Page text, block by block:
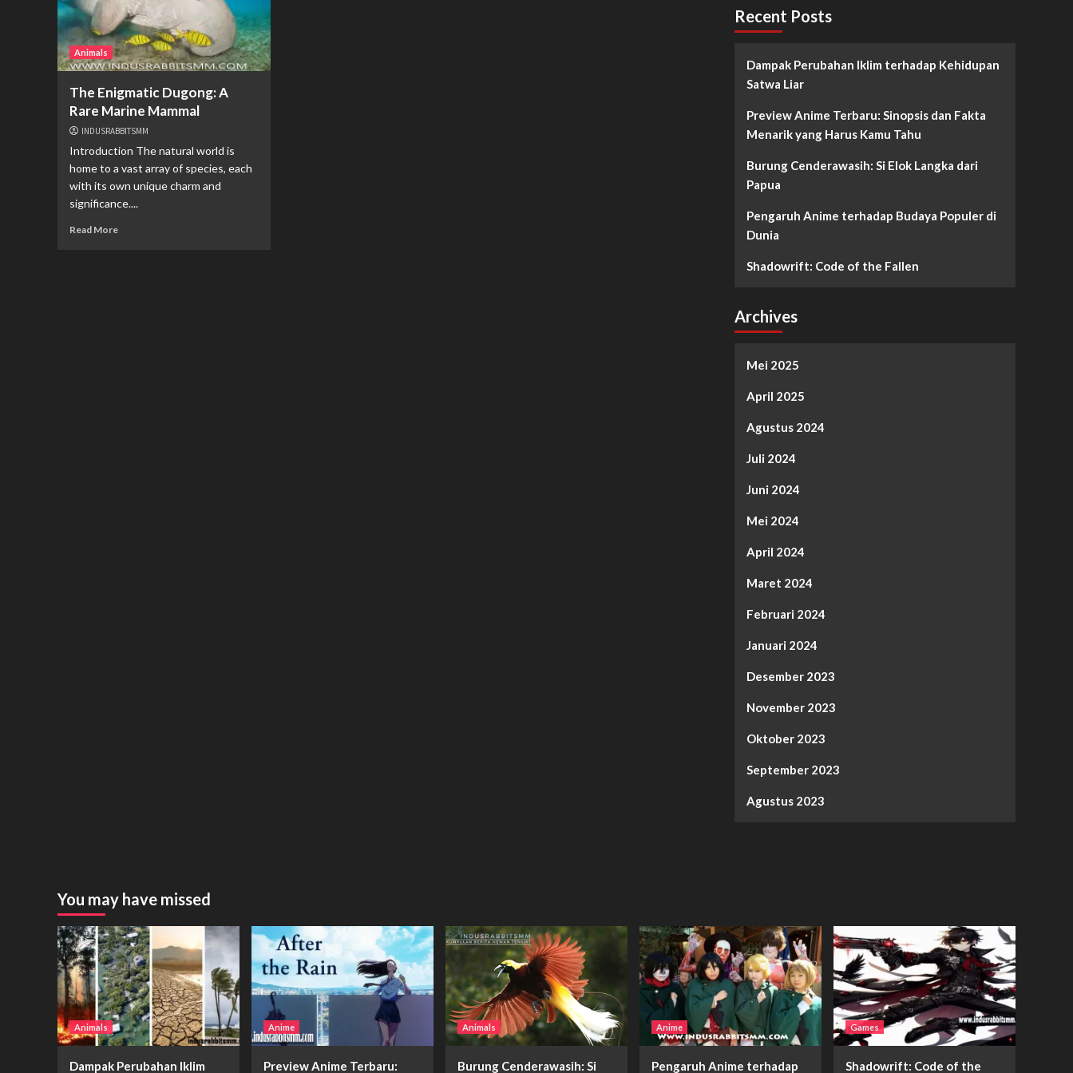
Animals
The Enigmatic Dugong: A
Rare Marine Mammal
INDUSRABBITSMM
Introduction The natural world is
home to a vast array of species, each
with its own unique charm and
significance....
Read More
Recent Posts
Dampak Perubahan Iklim terhadap Kehidupan
Satwa Liar
Preview Anime Terbaru: Sinopsis dan Fakta
Menarik yang Harus Kamu Tahu
Burung Cenderawasih: Si Elok Langka dari
Papua
Pengaruh Anime terhadap Budaya Populer di
Dunia
Shadowrift: Code of the Fallen
Archives
Mei 2025
April 2025
Agustus 2024
Juli 2024
Juni 2024
Mei 2024
April 2024
Maret 2024
Februari 2024
Januari 2024
Desember 2023
November 2023
Oktober 2023
September 2023
Agustus 2023
You may have missed
Animals
Dampak Perubahan Iklim
Anime
Preview Anime Terbaru:
Animals
Burung Cenderawasih: Si
Anime
Pengaruh Anime terhadap
Games
Shadowrift: Code of the